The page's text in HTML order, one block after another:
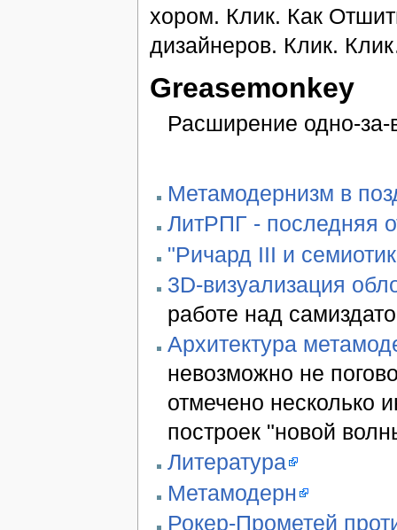
хором. Клик. Как
дизайнеров. Клик.
Greasemonkey
Расширение одно-
Метамодернизм в
ЛитРПГ - последняя
"Ричард III и
3D-визуализация
работе над
Архитектура
невозможно не
отмечено несколько
построек "новой
Литература
Метамодерн
Рокер-Прометей